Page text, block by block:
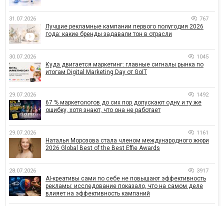
31.07.2026 767
Лучшие рекламные кампании первого полугодия 2026
года: какие бренды задавали тон в отрасли
30.07.2026 1045
Куда двигается маркетинг: главные сигналы рынка по
итогам Digital Marketing Day от GoIT
29.07.2026 1492
67 % маркетологов до сих пор допускают одну и ту же
ошибку, хотя знают, что она не работает
29.07.2026 1161
Наталья Морозова стала членом международного жюри
2026 Global Best of the Best Effie Awards
28.07.2026 3917
AI-креативы сами по себе не повышают эффективность
рекламы: исследование показало, что на самом деле
влияет на эффективность кампаний